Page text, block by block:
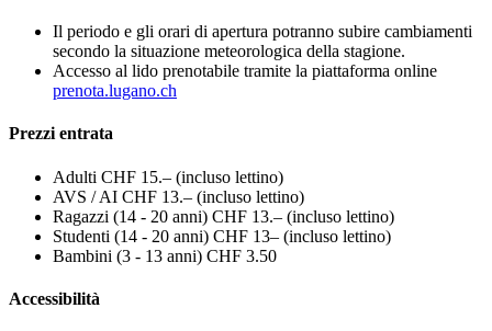
Il periodo e gli orari di apertura potranno subire cambiamenti
secondo la situazione meteorologica della stagione.
Accesso al lido prenotabile tramite la piattaforma online
prenota.lugano.ch
Prezzi entrata
Adulti CHF 15.– (incluso lettino)
AVS / AI CHF 13.– (incluso lettino)
Ragazzi (14 - 20 anni) CHF 13.– (incluso lettino)
Studenti (14 - 20 anni) CHF 13– (incluso lettino)
Bambini (3 - 13 anni) CHF 3.50
Accessibilità